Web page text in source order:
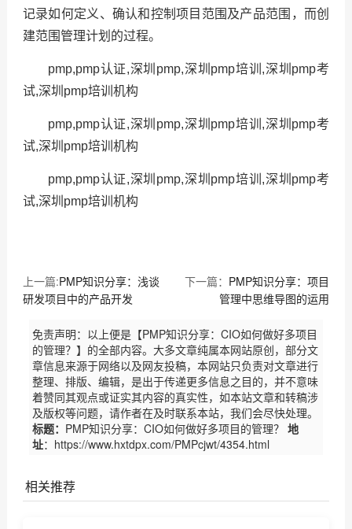
记录如何定义、确认和控制项目范围及产品范围，而创
建范围管理计划的过程。
pmp,pmp认证,深圳pmp,深圳pmp培训,深圳pmp考
试,深圳pmp培训机构
pmp,pmp认证,深圳pmp,深圳pmp培训,深圳pmp考
试,深圳pmp培训机构
pmp,pmp认证,深圳pmp,深圳pmp培训,深圳pmp考
试,深圳pmp培训机构
上一篇:PMP知识分享：浅谈
研发项目中的产品开发
下一篇： PMP知识分享：项目
管理中思维导图的运用
免责声明：以上便是【PMP知识分享：CIO如何做好多项目
的管理？】的全部内容。大多文章纯属本网站原创，部分文
章信息来源于网络以及网友投稿，本网站只负责对文章进行
整理、排版、编辑，是出于传递更多信息之目的，并不意味
着赞同其观点或证实其内容的真实性，如本站文章和转稿涉
及版权等问题，请作者在及时联系本站，我们会尽快处理。
标题： PMP知识分享：CIO如何做好多项目的管理？ 地
址：https://www.hxtdpx.com/PMPcjwt/4354.html
相关推荐